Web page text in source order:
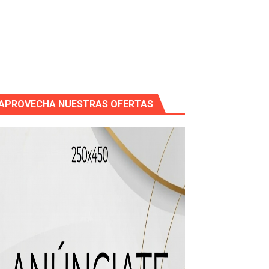
entre EEUU e Irán, tras la cancelación de un ataque.
Locas”
NUESTRAS OFERTAS